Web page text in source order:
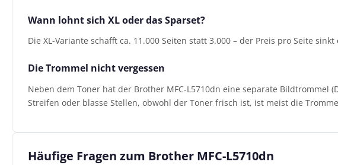
Wann lohnt sich XL oder das Sparset?
Die XL-Variante schafft ca. 11.000 Seiten statt 3.000 – der Preis pro Seite
Die Trommel nicht vergessen
Neben dem Toner hat der Brother MFC-L5710dn eine separate Bildtrommel
Streifen oder blasse Stellen, obwohl der Toner frisch ist, ist meist die
Häufige Fragen zum Brother MFC-L5710dn